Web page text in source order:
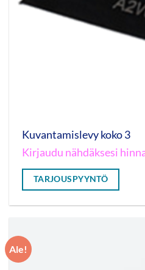
Kuvantamislevy koko 3
Kirjaudu nähdäksesi
TARJOUSPYYNTÖ
Ale!